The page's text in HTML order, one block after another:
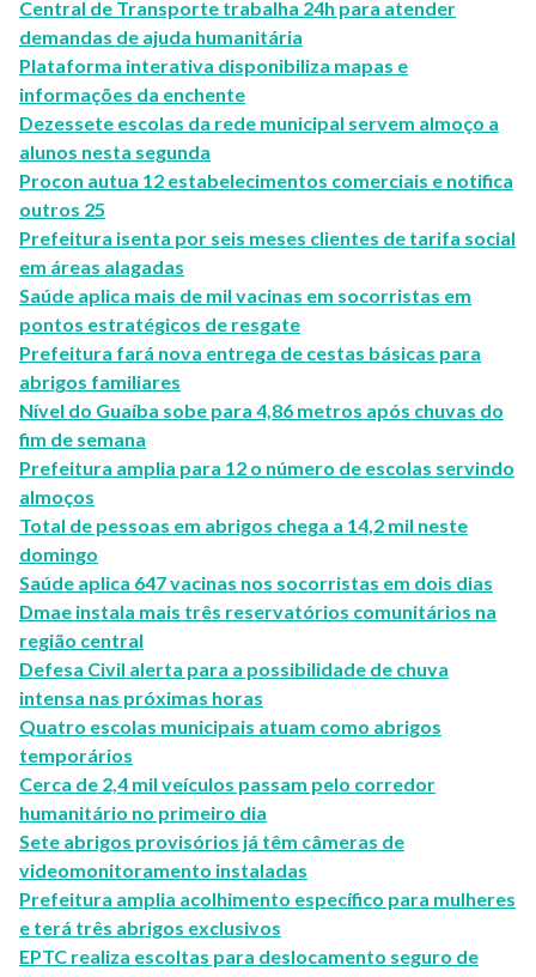
Central de Transporte trabalha 24h para atender
demandas de ajuda humanitária
Plataforma interativa disponibiliza mapas e
informações da enchente
Dezessete escolas da rede municipal servem almoço a
alunos nesta segunda
Procon autua 12 estabelecimentos comerciais e notifica
outros 25
Prefeitura isenta por seis meses clientes de tarifa social
em áreas alagadas
Saúde aplica mais de mil vacinas em socorristas em
pontos estratégicos de resgate
Prefeitura fará nova entrega de cestas básicas para
abrigos familiares
Nível do Guaíba sobe para 4,86 metros após chuvas do
fim de semana
Prefeitura amplia para 12 o número de escolas servindo
almoços
Total de pessoas em abrigos chega a 14,2 mil neste
domingo
Saúde aplica 647 vacinas nos socorristas em dois dias
Dmae instala mais três reservatórios comunitários na
região central
Defesa Civil alerta para a possibilidade de chuva
intensa nas próximas horas
Quatro escolas municipais atuam como abrigos
temporários
Cerca de 2,4 mil veículos passam pelo corredor
humanitário no primeiro dia
Sete abrigos provisórios já têm câmeras de
videomonitoramento instaladas
Prefeitura amplia acolhimento específico para mulheres
e terá três abrigos exclusivos
EPTC realiza escoltas para deslocamento seguro de